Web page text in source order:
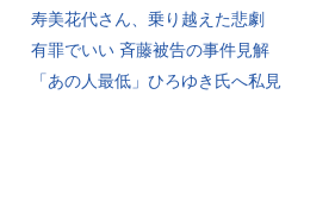
寿美花代さん、乗り越えた悲劇
有罪でいい 斉藤被告の事件見解
「あの人最低」ひろゆき氏へ私見